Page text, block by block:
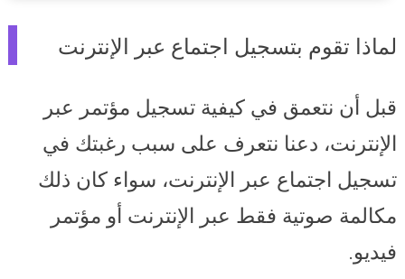
لماذا تقوم بتسجيل اجتماع عبر الإنترنت
قبل أن نتعمق في كيفية تسجيل مؤتمر عبر
الإنترنت، دعنا نتعرف على سبب رغبتك في
تسجيل اجتماع عبر الإنترنت، سواء كان ذلك
مكالمة صوتية فقط عبر الإنترنت أو مؤتمر
فيديو.